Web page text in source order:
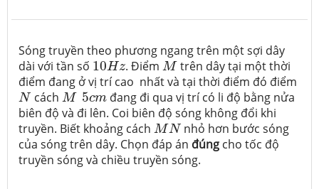
Sóng truyền theo phương ngang trên một sợi dây
dài với tần số 10Hz
10Hz. ĐiểmM
Mtrên dây tại một thời
điểm đang ở vị trí cao nhất và tại thời điểm đó điểm
N
N cách M
M 5cm
5cm đang đi qua vị trí có li độ bằng nửa
biên độ và đi lên. Coi biên độ sóng không đổi khi
truyền. Biết khoảng cách MN
MN nhỏ hơn bước sóng
của sóng trên dây. Chọn đáp án đúng cho tốc độ
truyền sóng và chiều truyền sóng.